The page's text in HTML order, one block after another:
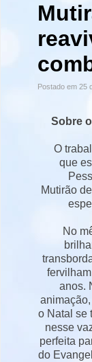
Postado em 25
Sobre
O
que
Mutirão
No
anos.
o Natal se
nesse
perfeita
do